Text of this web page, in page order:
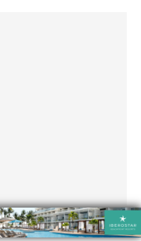
la Patagonia